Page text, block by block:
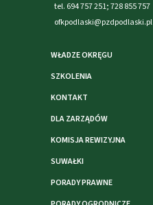
tel. 694 757 251; 728 855 757
ofkpodlaski@pzdpodlaski.pl
WŁADZE OKRĘGU
SZKOLENIA
KONTAKT
DLA ZARZĄDÓW
KOMISJA REWIZYJNA
SUWAŁKI
PORADY PRAWNE